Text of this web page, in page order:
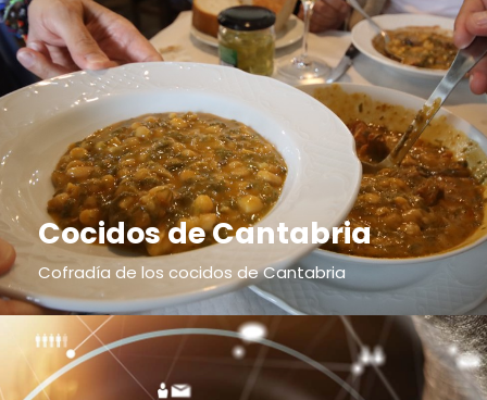
Cocidos de Cantabria
Cofradía de los cocidos de Cantabria